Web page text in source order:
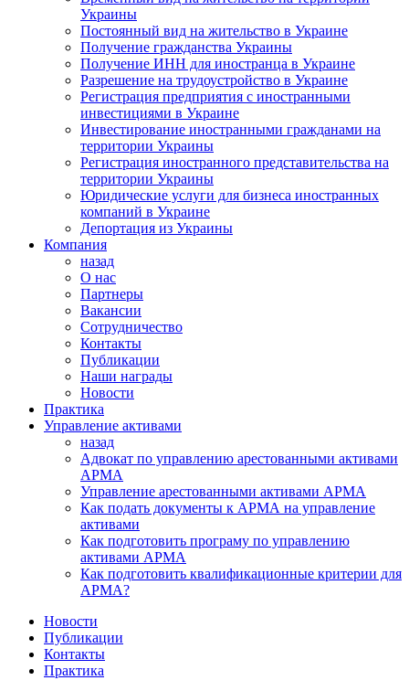
Украины
Постоянный вид на жительство в Украине
Получение гражданства Украины
Получение ИНН для иностранца в Украине
Разрешение на трудоустройство в Украине
Регистрация предприятия с иностранными
инвестициями в Украине
Инвестирование иностранными гражданами на
территории Украины
Регистрация иностранного представительства на
территории Украины
Юридические услуги для бизнеса иностранных
компаний в Украине
Депортация из Украины
Компания
назад
О нас
Партнеры
Вакансии
Сотрудничество
Контакты
Публикации
Наши награды
Новости
Практика
Управление активами
назад
Адвокат по управлению арестованными активами
АРМА
Управление арестованными активами АРМА
Как подать документы к АРМА на управление
активами
Как подготовить програму по управлению
активами АРМА
Как подготовить квалификационные критерии для
АРМА?
Новости
Публикации
Контакты
Практика